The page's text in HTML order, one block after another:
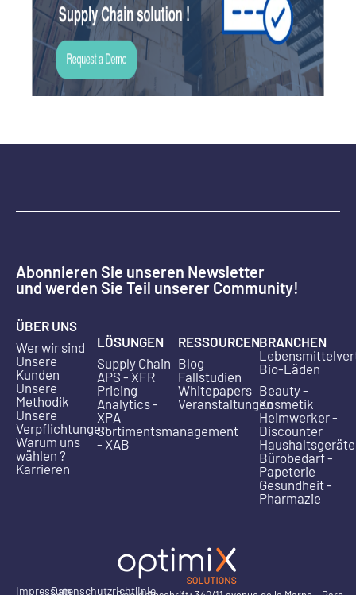
Abonnieren Sie unseren Newsletter
und werden Sie Teil unserer Community!
ÜBER UNS
Wer wir sind
Unsere
Kunden
Unsere
Methodik
Unsere
Verpflichtungen
Warum uns
wählen ?
Karrieren
LÖSUNGEN
Supply Chain
APS - XFR
Pricing
Analytics -
XPA
Sortimentsmanagement
- XAB
RESSOURCEN
Blog
Fallstudien
Whitepapers
Veranstaltungen
BRANCHEN
Bio-Läden
Beauty -
Kosmetik
Heimwerker -
Discounter
Haushaltsgeräte
Bürobedarf -
Papeterie
Gesundheit -
Pharmazie
ImpressumDatenschutzrichtlinie